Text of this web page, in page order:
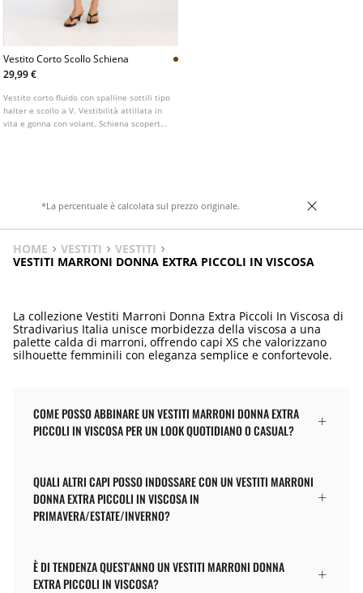
Vestito Corto Scollo Schiena
29,99 €
Vestito corto fluido con spalline sottili tipo
halter e scollo a V. Vestibilità attillata in
vita e gonna con volant. Schiena scoperta
*La percentuale è calcolata sul prezzo originale.
HOME VESTITI
VESTITI
VESTITI MARRONI DONNA EXTRA PICCOLI IN VISCOSA
La collezione Vestiti Marroni Donna Extra Piccoli In Viscosa di
Stradivarius Italia unisce morbidezza della viscosa a una
palette calda di marroni, offrendo capi XS che valorizzano
silhouette femminili con eleganza semplice e confortevole.
COME POSSO ABBINARE UN VESTITI MARRONI DONNA EXTRA
PICCOLI IN VISCOSA PER UN LOOK QUOTIDIANO O CASUAL?
QUALI ALTRI CAPI POSSO INDOSSARE CON UN VESTITI MARRONI
DONNA EXTRA PICCOLI IN VISCOSA IN
PRIMAVERA/ESTATE/INVERNO?
È DI TENDENZA QUEST'ANNO UN VESTITI MARRONI DONNA
EXTRA PICCOLI IN VISCOSA?